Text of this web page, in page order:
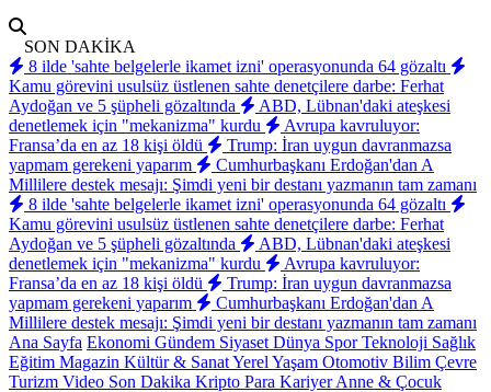
SON DAKİKA
8 ilde 'sahte belgelerle ikamet izni' operasyonunda 64 gözaltı
Kamu görevini usulsüz üstlenen sahte denetçilere darbe: Ferhat
Aydoğan ve 5 şüpheli gözaltında
ABD, Lübnan'daki ateşkesi
denetlemek için "mekanizma" kurdu
Avrupa kavruluyor:
Fransa’da en az 18 kişi öldü
Trump: İran uygun davranmazsa
yapmam gerekeni yaparım
Cumhurbaşkanı Erdoğan'dan A
Millilere destek mesajı: Şimdi yeni bir destanı yazmanın tam zamanı
8 ilde 'sahte belgelerle ikamet izni' operasyonunda 64 gözaltı
Kamu görevini usulsüz üstlenen sahte denetçilere darbe: Ferhat
Aydoğan ve 5 şüpheli gözaltında
ABD, Lübnan'daki ateşkesi
denetlemek için "mekanizma" kurdu
Avrupa kavruluyor:
Fransa’da en az 18 kişi öldü
Trump: İran uygun davranmazsa
yapmam gerekeni yaparım
Cumhurbaşkanı Erdoğan'dan A
Millilere destek mesajı: Şimdi yeni bir destanı yazmanın tam zamanı
Ana Sayfa Ekonomi Gündem Siyaset Dünya SporTeknoloji Sağlık
Eğitim Magazin Kültür & SanatYerel Yaşam Otomotiv Bilim Çevre
Turizm Video Son Dakika Kripto Para KariyerAnne & Çocuk